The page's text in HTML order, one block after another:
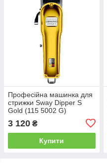
Професійна машинка для
стрижки Sway Dipper S
Gold (115 5002 G)
3 120 ₴
Купити